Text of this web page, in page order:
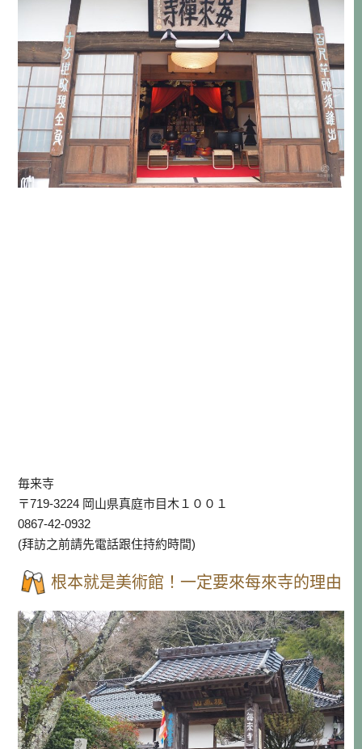
毎来寺
〒719-3224 岡山県真庭市目木１００１
0867-42-0932
(拜訪之前請先電話跟住持約時間)
根本就是美術館！一定要來每來寺的理由